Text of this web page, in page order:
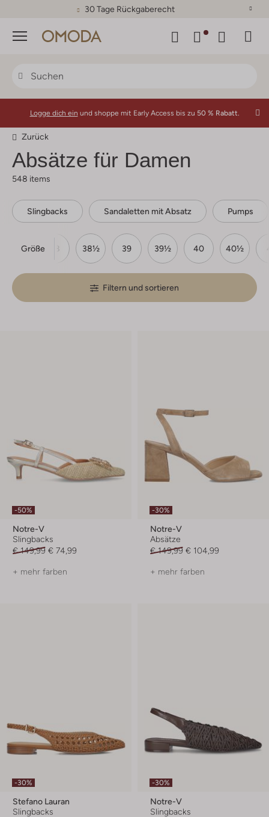
30 Tage Rückgaberecht
Menü
Logge dich ein und shoppe mit Early Access bis zu 50 % Rabatt.
Zurück
Absätze für Damen
548 items
Slingbacks Sandaletten mit Absatz Pumps
Größe
37½ 38 38½ 39 39½ 40 40½
Filtern und sortieren
-50%
Notre-V
Slingbacks
€ 149,99 € 74,99
+ mehr farben
-30%
Notre-V
Absätze
€ 149,99 € 104,99
+ mehr farben
-30%
Stefano Lauran
Slingbacks
-30%
Notre-V
Slingbacks